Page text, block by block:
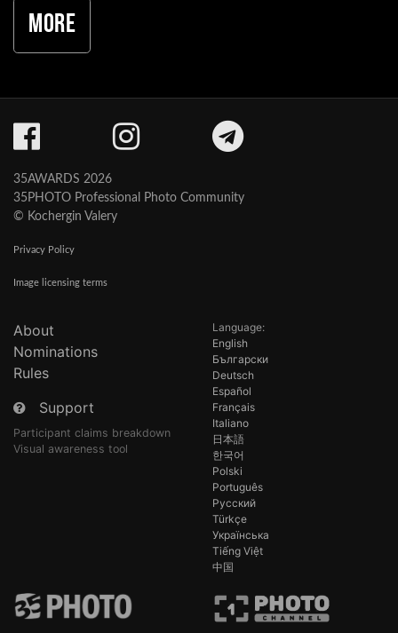
More
35AWARDS 2026
35PHOTO Professional Photo Community
© Kochergin Valery
Privacy Policy
Image licensing terms
About
Nominations
Rules
Support
Participant claims breakdown
Visual awareness tool
Language:
English
Български
Deutsch
Español
Français
Italiano
日本語
한국어
Polski
Português
Русский
Türkçe
Українська
Tiếng Việt
中国